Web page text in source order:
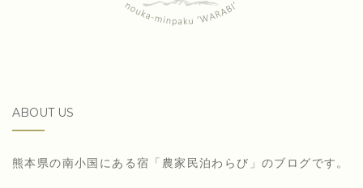
ABOUT US
熊本県の南小国にある宿「農家民泊わらび」のブログです。